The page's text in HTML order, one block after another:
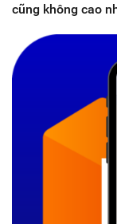
cũng không cao